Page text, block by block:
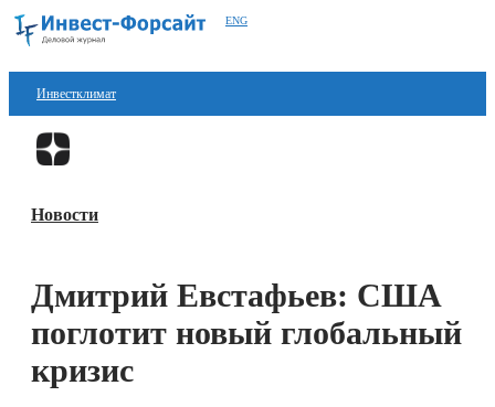
ENG
Инвестклимат
Финансы
Блокчейн
Технологии
Новости
Дмитрий Евстафьев: США
поглотит новый глобальный
кризис